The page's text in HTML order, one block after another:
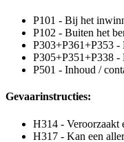
P101 - Bij het
P102 - Buiten het
P303+P361+P353
P305+P351+P338
P501 - Inhoud /
Gevaarinstructies:
H314 - Veroorzaakt
H317 - Kan een